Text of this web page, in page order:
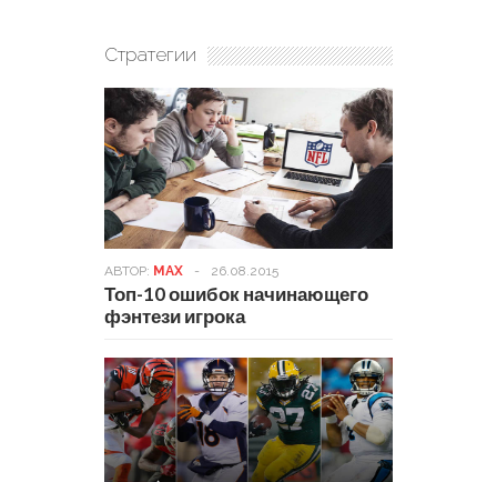
Стратегии
АВТОР: MAX - 26.08.2015
Топ-10 ошибок начинающего
фэнтези игрока